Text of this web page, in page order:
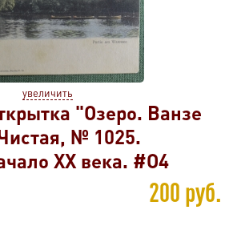
увеличить
"Озеро. Ванзе
№ 1025.
XX века. #O4
200 руб.